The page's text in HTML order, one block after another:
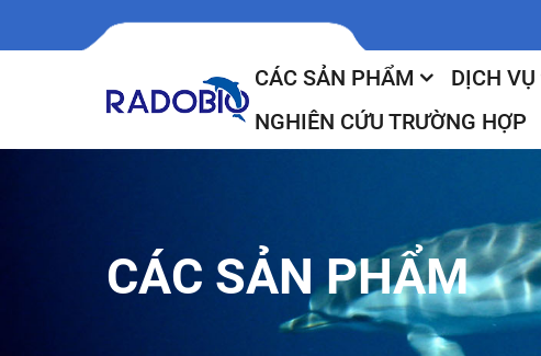
CÁC SẢN PHẨM DỊCH VỤ
NGHIÊN CỨU TRƯỜNG HỢP
CÁC SẢN PHẨM